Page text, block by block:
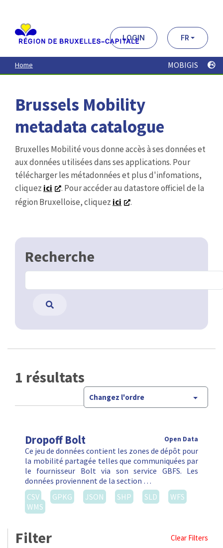
contenu
principal
LOGIN FR
Home MOBIGIS
Brussels Mobility
metadata catalogue
Bruxelles Mobilité vous donne accès à ses données et
aux données utilisées dans ses applications. Pour
télécharger les métadonnées et plus d'infomations,
cliquez ici
. Pour accéder au datastore officiel de la
région Bruxelloise, cliquez ici .
Recherche
1 résultats
Changez l'ordre
Dropoff Bolt Open Data
Ce jeu de données contient les zones de dépôt pour
la mobilité partagée telles que communiquées par
le fournisseur Bolt via son service GBFS. Les
données proviennent de la section …
CSV
GPKG JSON SHP SLD
WFS
WMS
Filter Clear Filters